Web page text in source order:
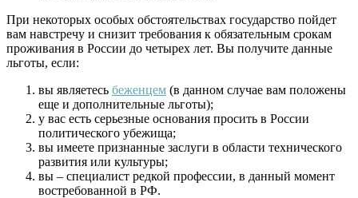
При некоторых особых обстоятельствах государство пойдет
вам навстречу и снизит требования к обязательным срокам
проживания в России до четырех лет. Вы получите данные
льготы, если:
вы являетесь беженцем (в данном случае вам положены
еще и дополнительные льготы);
у вас есть серьезные основания просить в России
политического убежища;
вы имеете признанные заслуги в области технического
развития или культуры;
вы – специалист редкой профессии, в данный момент
востребованной в РФ.